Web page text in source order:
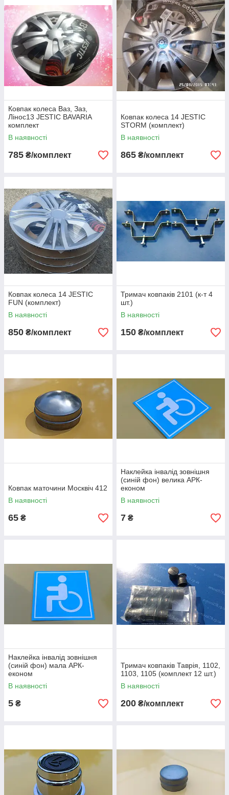
Ковпак колеса Ваз, Заз,
Лінос13 JESTIC BAVARIA
комплект
В наявності
785 ₴/комплект
Ковпак колеса 14 JESTIC
STORM (комплект)
В наявності
865 ₴/комплект
Ковпак колеса 14 JESTIC
FUN (комплект)
В наявності
850 ₴/комплект
Тримач ковпаків 2101 (к-т 4
шт.)
В наявності
150 ₴/комплект
Ковпак маточини Москвіч 412
В наявності
65 ₴
Наклейка інвалід зовнішня
(синій фон) велика АРК-
економ
В наявності
7 ₴
Наклейка інвалід зовнішня
(синій фон) мала АРК-
економ
В наявності
5 ₴
Тримач ковпаків Таврія, 1102,
1103, 1105 (комплект 12 шт.)
В наявності
200 ₴/комплект